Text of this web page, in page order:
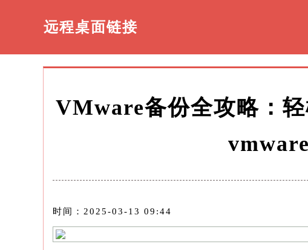
远程桌面链接
VMware备份全攻略：
时间：2025-03-13 09:44